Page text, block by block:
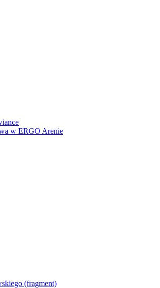
w ERGO Arenie
(fragment)